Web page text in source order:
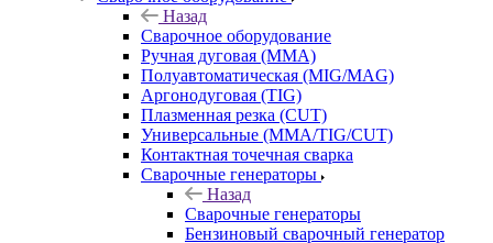
Назад
Сварочное оборудование
Ручная дуговая (MMA)
Полуавтоматическая (MIG/MAG)
Аргонодуговая (TIG)
Плазменная резка (CUT)
Универсальные (MMA/TIG/CUT)
Контактная точечная сварка
Сварочные генераторы
Назад
Сварочные генераторы
Бензиновый сварочный генератор